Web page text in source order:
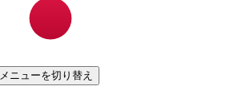
メニューを切り替え